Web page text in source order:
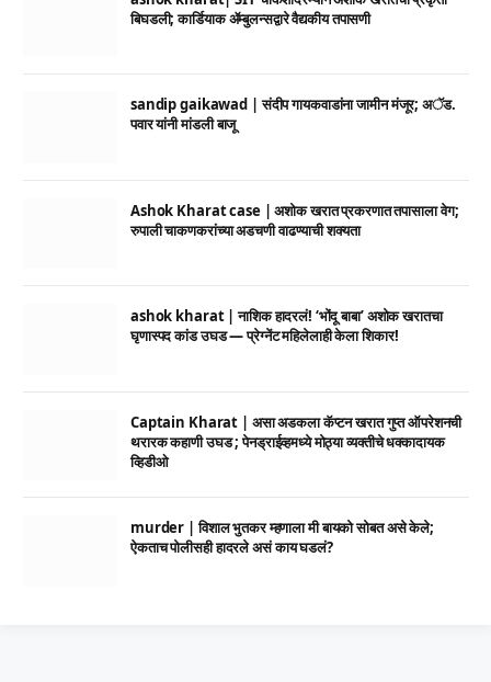
बिघडली; कार्डियाक ॲम्बुलन्सद्वारे वैद्यकीय तपासणी
sandip gaikawad | संदीप गायकवाडांना जामीन मंजूर; अॅड.
पवार यांनी मांडली बाजू
Ashok Kharat case | अशोक खरात प्रकरणात तपासाला वेग;
रुपाली चाकणकरांच्या अडचणी वाढण्याची शक्यता
ashok kharat | नाशिक हादरलं! ‘भोंदू बाबा’ अशोक खरातचा
घृणास्पद कांड उघड — प्रेग्नेंट महिलेलाही केला शिकार!
Captain Kharat | असा अडकला कॅप्टन खरात गुप्त ऑपरेशनची
थरारक कहाणी उघड ; पेनड्राईव्हमध्ये मोठ्या व्यक्तीचे धक्कादायक
व्हिडीओ
murder | विशाल भुतकर म्हणाला मी बायको सोबत असे केले;
ऐकताच पोलीसही हादरले असं काय घडलं?